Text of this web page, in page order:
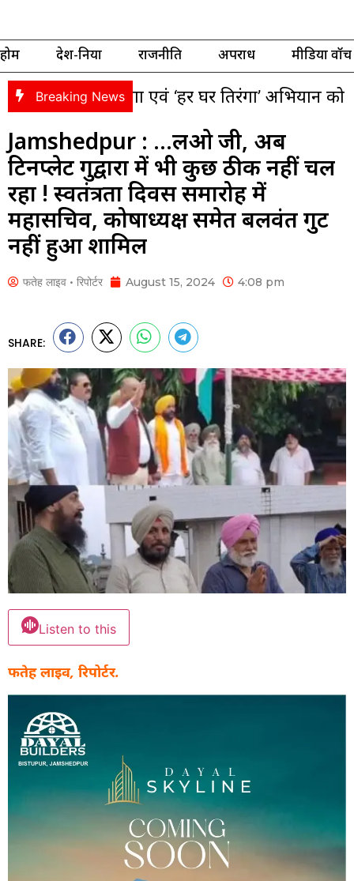
होम देश-दुनिया राजनीति अपराध मीडिया वॉच
Breaking News
यात्रा एवं ‘हर घर तिरंगा’ अभियान को लेकर
Jamshedpur : …लओ जी, अब
टिनप्लेट गुरुद्वारा में भी कुछ ठीक नहीं चल
रहा ! स्वतंत्रता दिवस समारोह में
महासचिव, कोषाध्यक्ष समेत बलवंत गुट
नहीं हुआ शामिल
फतेह लाइव • रिपोर्टर August 15, 2024 4:08 pm
SHARE:
Listen to this
फतेह लाइव, रिपोर्टर.